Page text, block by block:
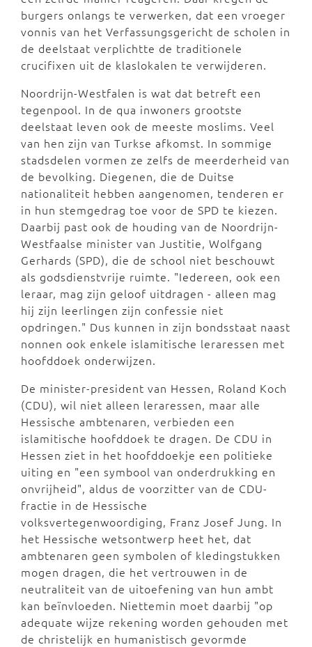
burgers onlangs te verwerken, dat een vroeger
vonnis van het Verfassungsgericht de scholen in
de deelstaat verplichtte de traditionele
crucifixen uit de klaslokalen te verwijderen.
Noordrijn-Westfalen is wat dat betreft een
tegenpool. In de qua inwoners grootste
deelstaat leven ook de meeste moslims. Veel
van hen zijn van Turkse afkomst. In sommige
stadsdelen vormen ze zelfs de meerderheid van
de bevolking. Diegenen, die de Duitse
nationaliteit hebben aangenomen, tenderen er
in hun stemgedrag toe voor de SPD te kiezen.
Daarbij past ook de houding van de Noordrijn-
Westfaalse minister van Justitie, Wolfgang
Gerhards (SPD), die de school niet beschouwt
als godsdienstvrije ruimte. "Iedereen, ook een
leraar, mag zijn geloof uitdragen - alleen mag
hij zijn leerlingen zijn confessie niet
opdringen." Dus kunnen in zijn bondsstaat naast
nonnen ook enkele islamitische leraressen met
hoofddoek onderwijzen.
De minister-president van Hessen, Roland Koch
(CDU), wil niet alleen leraressen, maar alle
Hessische ambtenaren, verbieden een
islamitische hoofddoek te dragen. De CDU in
Hessen ziet in het hoofddoekje een politieke
uiting en "een symbool van onderdrukking en
onvrijheid", aldus de voorzitter van de CDU-
fractie in de Hessische
volksvertegenwoordiging, Franz Josef Jung. In
het Hessische wetsontwerp heet het, dat
ambtenaren geen symbolen of kledingstukken
mogen dragen, die het vertrouwen in de
neutraliteit van de uitoefening van hun ambt
kan beïnvloeden. Niettemin moet daarbij "op
adequate wijze rekening worden gehouden met
de christelijk en humanistisch gevormde